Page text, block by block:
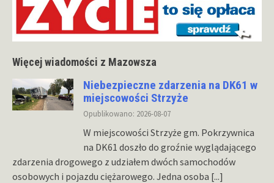
Więcej wiadomości z Mazowsza
Niebezpieczne zdarzenia na DK61 w
miejscowości Strzyże
Opublikowano: 2026-08-07
W miejscowości Strzyże gm. Pokrzywnica
na DK61 doszło do groźnie wyglądającego
zdarzenia drogowego z udziałem dwóch samochodów
osobowych i pojazdu ciężarowego. Jedna osoba [...]